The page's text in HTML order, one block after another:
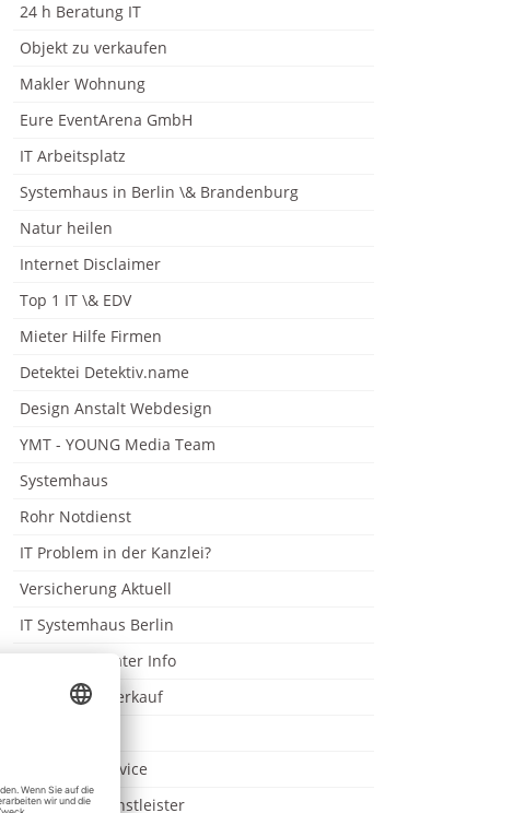
24 h Beratung IT
Objekt zu verkaufen
Makler Wohnung
Eure EventArena GmbH
IT Arbeitsplatz
Systemhaus in Berlin \& Brandenburg
Natur heilen
Internet Disclaimer
Top 1 IT \& EDV
Mieter Hilfe Firmen
Detektei Detektiv.name
Design Anstalt Webdesign
YMT - YOUNG Media Team
Systemhaus
Rohr Notdienst
IT Problem in der Kanzlei?
Versicherung Aktuell
IT Systemhaus Berlin
Insolvenzberater Info
Immobilien Verkauf
Kanzlei IT Service
Anwalt IT Dienstleister